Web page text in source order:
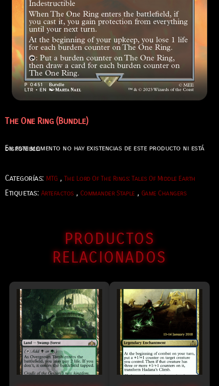
The One Ring (Bundle)
En este momento no hay existencias de este producto ni está disponible.
Categorías: MTG , The Lord Of The Rings: Tales Of Middle Earth
Etiquetas: Artefactos , Commander Staple , Game Changers
PRODUCTOS
RELACIONADOS